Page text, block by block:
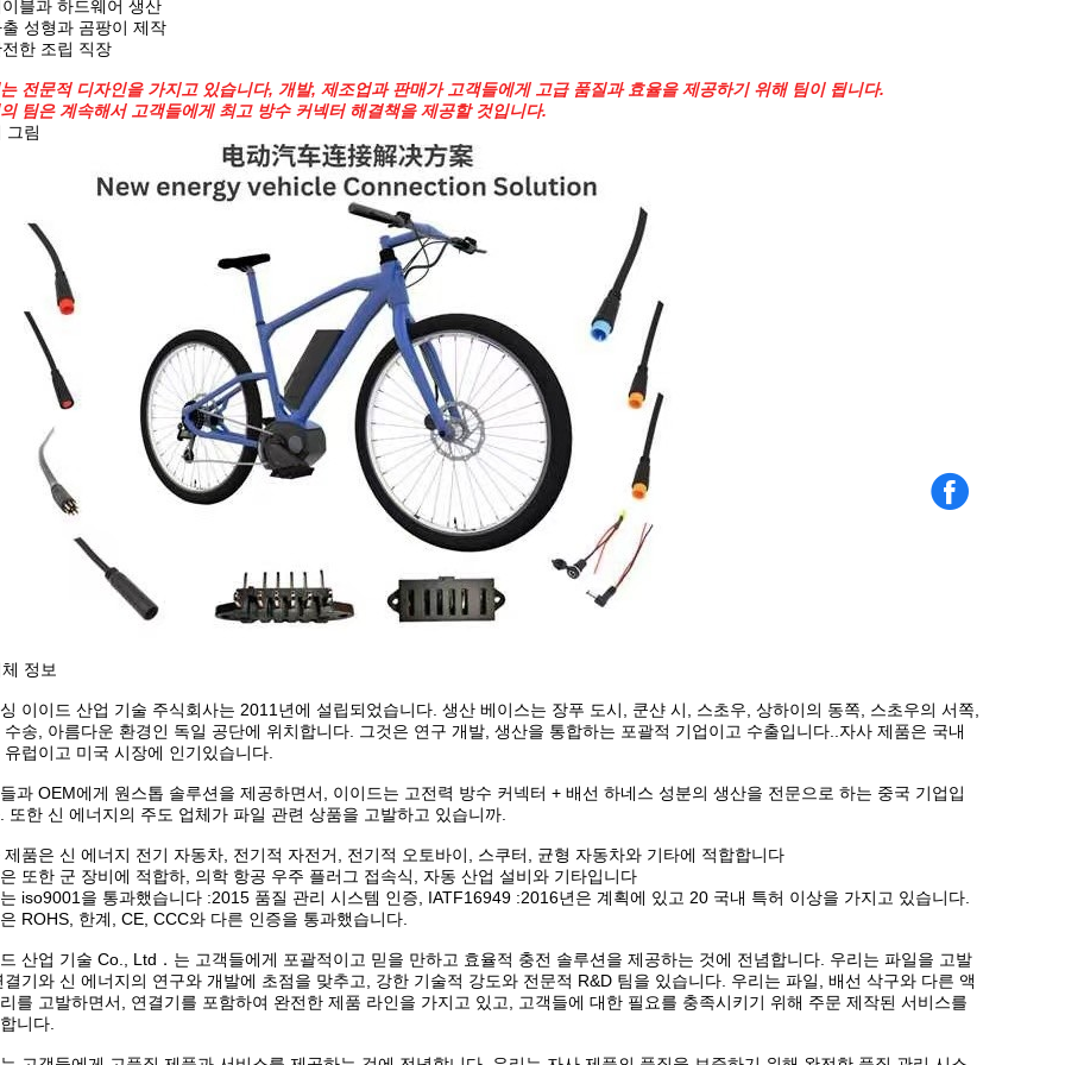
블과 하드웨어 생산
성형과 곰팡이 제작
한 조립 직장
전문적 디자인을 가지고 있습니다, 개발, 제조업과 판매가 고객들에게 고급 품질과 효율을 제공하기 위해 팀이 됩니다.
팀은 계속해서 고객들에게 최고 방수 커넥터 해결책을 제공할 것입니다.
그림
정보
이이드 산업 기술 주식회사는 2011년에 설립되었습니다. 생산 베이스는 장푸 도시, 쿤샨 시, 스초우, 상하이의 동쪽, 스초우의 서쪽,
수송, 아름다운 환경인 독일 공단에 위치합니다. 그것은 연구 개발, 생산을 통합하는 포괄적 기업이고 수출입니다..자사 제품은 국내
유럽이고 미국 시장에 인기있습니다.
과 OEM에게 원스톱 솔루션을 제공하면서, 이이드는 고전력 방수 커넥터 + 배선 하네스 성분의 생산을 전문으로 하는 중국 기업입
또한 신 에너지의 주도 업체가 파일 관련 상품을 고발하고 있습니까.
제품은 신 에너지 전기 자동차, 전기적 자전거, 전기적 오토바이, 스쿠터, 균형 자동차와 기타에 적합합니다
또한 군 장비에 적합하, 의학 항공 우주 플러그 접속식, 자동 산업 설비와 기타입니다
iso9001을 통과했습니다 :2015 품질 관리 시스템 인증, IATF16949 :2016년은 계획에 있고 20 국내 특허 이상을 가지고 있습니다.
ROHS, 한계, CE, CCC와 다른 인증을 통과했습니다.
산업 기술 Co., Ltd．는 고객들에게 포괄적이고 믿을 만하고 효율적 충전 솔루션을 제공하는 것에 전념합니다. 우리는 파일을 고발
결기와 신 에너지의 연구와 개발에 초점을 맞추고, 강한 기술적 강도와 전문적 R&D 팀을 있습니다. 우리는 파일, 배선 삭구와 다른 액
를 고발하면서, 연결기를 포함하여 완전한 제품 라인을 가지고 있고, 고객들에 대한 필요를 충족시키기 위해 주문 제작된 서비스를
니다.